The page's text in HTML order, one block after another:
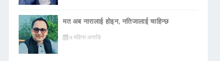
मत अब नारालाई होइन, नतिजालाई चाहिन्छ
७ महिना अगाडि